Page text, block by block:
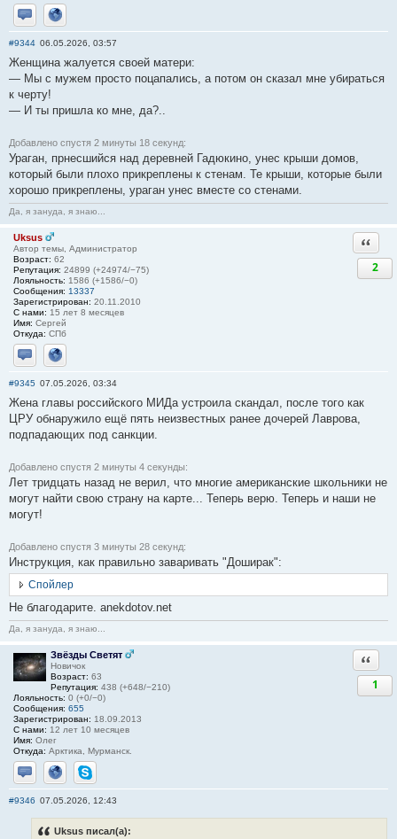
Отправить личное сообщение
Сайт
#9344 06.05.2026, 03:57
Женщина жалуется своей матери:
— Мы с мужем просто поцапались, а потом он сказал мне убираться
к черту!
— И ты пришла ко мне, да?..
Добавлено спустя 2 минуты 18 секунд:
Ураган, прнесшийся над деревней Гадюкино, унес крыши домов,
который были плохо прикреплены к стенам. Те крыши, которые были
хорошо прикреплены, ураган унес вместе со стенами.
Да, я зануда, я знаю...
Uksus
Автор темы, Администратор
Возраст: 62
Репутация: 24899 (+24974/−75)
Лояльность: 1586 (+1586/−0)
Сообщения: 13337
Зарегистрирован: 20.11.2010
С нами: 15 лет 8 месяцев
Имя: Сергей
Откуда: СПб
Отправить личное сообщение
Сайт
2
#9345 07.05.2026, 03:34
Жена главы российского МИДа устроила скандал, после того как
ЦРУ обнаружило ещё пять неизвестных ранее дочерей Лаврова,
подпадающих под санкции.
Добавлено спустя 2 минуты 4 секунды:
Лет тридцать назад не верил, что многие американские школьники не
могут найти свою страну на карте... Теперь верю. Теперь и наши не
могут!
Добавлено спустя 3 минуты 28 секунд:
Инструкция, как правильно заваривать "Доширак":
Спойлер
Не благодарите. anekdotov.net
Да, я зануда, я знаю...
Звёзды Светят
Новичок
Возраст: 63
Репутация: 438 (+648/−210)
Лояльность: 0 (+0/−0)
Сообщения: 655
Зарегистрирован: 18.09.2013
С нами: 12 лет 10 месяцев
Имя: Олег
Откуда: Арктика, Мурманск.
Отправить личное сообщение
СайтSkype
1
#9346 07.05.2026, 12:43
Uksus писал(а):